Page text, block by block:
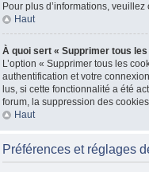
Pour plus d’informations,
Haut
À quoi sert « Supprimer tous
L’option « Supprimer tous les
authentification et votre
lus, si cette fonctionnalité a été
forum, la suppression des
Haut
Préférences et réglages